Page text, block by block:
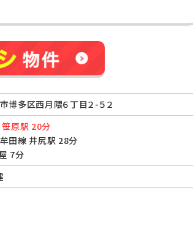
博多区西月隈６丁目２-５２
原駅 20分
田線 井尻駅 28分
7分